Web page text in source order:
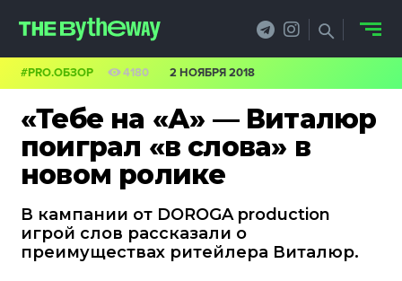
«Тебе на «А» — Виталюр
поиграл «в слова» в
новом ролике
В кампании от DOROGA production
игрой слов рассказали о
преимуществах ритейлера Виталюр.
#PRO.ОБЗОР 4180 2 НОЯБРЯ 2018
PRO.ОБЗОР
КЕЙСЫ
ФИЛОСОФИЯ
КРЕАТИВА